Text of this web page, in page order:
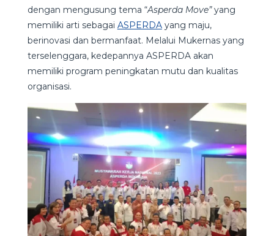
dengan mengusung tema “Asperda Move”yang
memiliki arti sebagai ASPERDAyang maju,
berinovasi dan bermanfaat. Melalui Mukernas yang
terselenggara, kedepannya ASPERDA akan
memiliki program peningkatan mutu dan kualitas
organisasi.